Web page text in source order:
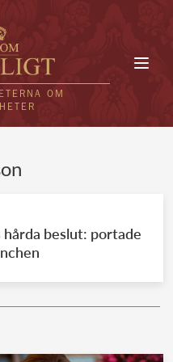
OM
hårda beslut: portade